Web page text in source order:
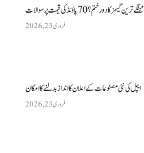
مہنگے ترین گیمز کا دور ختم؟ 70 پاؤنڈ کی قیمت پر سوالات
فروری 23, 2026
ایپل کی نئی مصنوعات کے اعلان کا انداز بدلنے کا امکان
فروری 23, 2026